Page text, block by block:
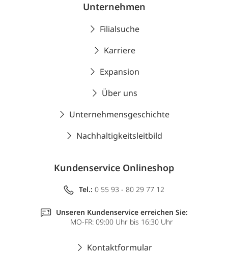
Unternehmen
Filialsuche
Karriere
Expansion
Über uns
Unternehmensgeschichte
Nachhaltigkeitsleitbild
Kundenservice Onlineshop
Tel.: 0 55 93 - 80 29 77 12
Unseren Kundenservice erreichen Sie:
MO-FR: 09:00 Uhr bis 16:30 Uhr
Kontaktformular